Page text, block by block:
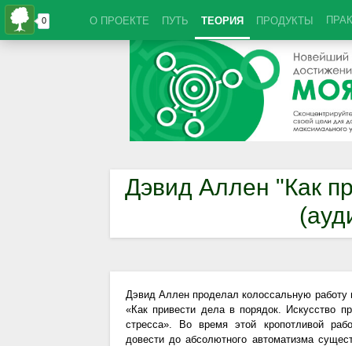
О ПРОЕКТЕ ПУТЬ ТЕОРИЯ ПРОДУКТЫ
Дэвид Аллен "Как
Дэвид Аллен проделал колоссальную работу
«Как привести дела в порядок. Искусство
стресса». Во время этой кропотливой
довести до абсолютного автоматизма